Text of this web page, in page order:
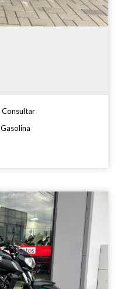
Consultar
Gasolina